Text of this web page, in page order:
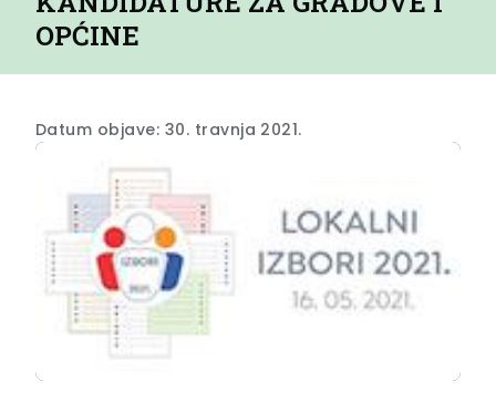
OPĆINE
Datum objave: 30. travnja 2021.